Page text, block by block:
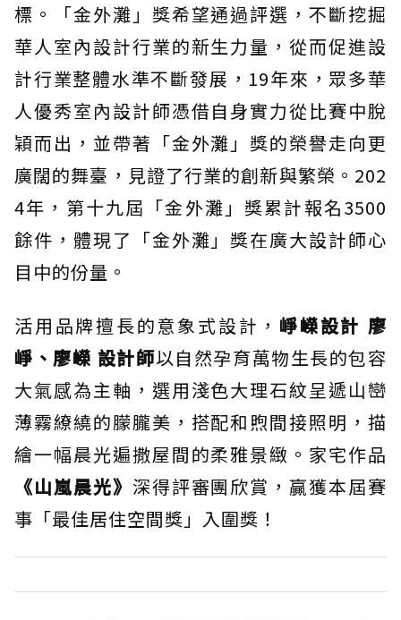
標。「金外灘」獎希望通過評選，不斷挖掘
華人室內設計行業的新生力量，從而促進設
計行業整體水準不斷發展，19年來，眾多華
人優秀室內設計師憑借自身實力從比賽中脫
穎而出，並帶著「金外灘」獎的榮譽走向更
廣闊的舞臺，見證了行業的創新與繁榮。202
4年，第十九屆「金外灘」獎累計報名3500
餘件，體現了「金外灘」獎在廣大設計師心
目中的份量。
活用品牌擅長的意象式設計， 崢嶸設計 廖
崢、廖嶸 設計師以自然孕育萬物生長的包容
大氣感為主軸，選用淺色大理石紋呈遞山巒
薄霧繚繞的朦朧美，搭配和煦間接照明，描
繪一幅晨光遍撒屋間的柔雅景緻。家宅作品
《山嵐晨光》 深得評審團欣賞，贏獲本屆賽
事「最佳居住空間獎」入圍獎！